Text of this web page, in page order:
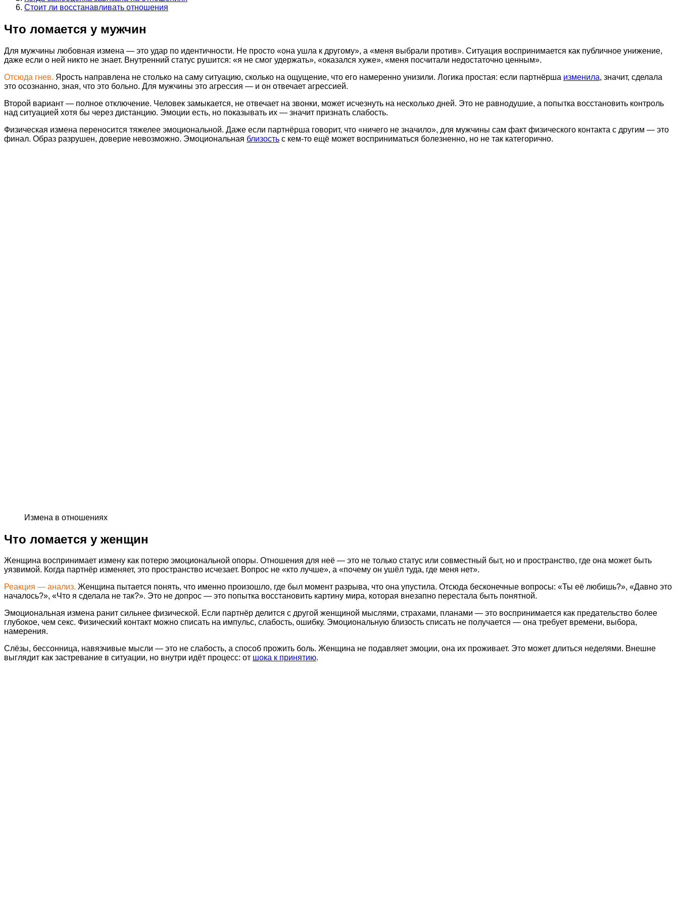
Стоит ли восстанавливать отношения
Что ломается у мужчин
Для мужчины любовная измена — это удар по идентичности. Не просто «она ушла к другому», а «меня выбрали против». Ситуация воспринимается как публичное унижение,
даже если о ней никто не знает. Внутренний статус рушится: «я не смог удержать», «оказался хуже», «меня посчитали недостаточно ценным».
Отсюда гнев. Ярость направлена не столько на саму ситуацию, сколько на ощущение, что его намеренно унизили. Логика простая: если партнёрша изменила, значит, сделала
это осознанно, зная, что это больно. Для мужчины это агрессия — и он отвечает агрессией.
Второй вариант — полное отключение. Человек замыкается, не отвечает на звонки, может исчезнуть на несколько дней. Это не равнодушие, а попытка восстановить контроль
над ситуацией хотя бы через дистанцию. Эмоции есть, но показывать их — значит признать слабость.
Физическая измена переносится тяжелее эмоциональной. Даже если партнёрша говорит, что «ничего не значило», для мужчины сам факт физического контакта с другим — это
финал. Образ разрушен, доверие невозможно. Эмоциональная близость с кем-то ещё может восприниматься болезненно, но не так категорично.
Измена в отношениях
Что ломается у женщин
Женщина воспринимает измену как потерю эмоциональной опоры. Отношения для неё — это не только статус или совместный быт, но и пространство, где она может быть
уязвимой. Когда партнёр изменяет, это пространство исчезает. Вопрос не «кто лучше», а «почему он ушёл туда, где меня нет».
Реакция — анализ. Женщина пытается понять, что именно произошло, где был момент разрыва, что она упустила. Отсюда бесконечные вопросы: «Ты её любишь?», «Давно это
началось?», «Что я сделала не так?». Это не допрос — это попытка восстановить картину мира, которая внезапно перестала быть понятной.
Эмоциональная измена ранит сильнее физической. Если партнёр делится с другой женщиной мыслями, страхами, планами — это воспринимается как предательство более
глубокое, чем секс. Физический контакт можно списать на импульс, слабость, ошибку. Эмоциональную близость списать не получается — она требует времени, выбора,
намерения.
Слёзы, бессонница, навязчивые мысли — это не слабость, а способ прожить боль. Женщина не подавляет эмоции, она их проживает. Это может длиться неделями. Внешне
выглядит как застревание в ситуации, но внутри идёт процесс: от шока к принятию.